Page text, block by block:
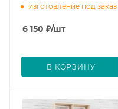
изготовление под заказ
6 150 ₽/шт
В КОРЗИНУ